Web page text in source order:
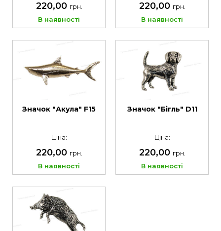
220,00 грн.
В наявності
220,00 грн.
В наявності
Значок "Акула" F15
Ціна:
220,00 грн.
В наявності
Значок "Бігль" D11
Ціна:
220,00 грн.
В наявності